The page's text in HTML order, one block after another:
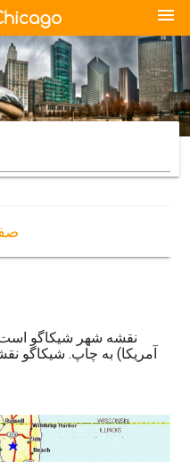
menu
نقشه شهر شیکاگو
آمریکا) به چاپ. شیکاگو